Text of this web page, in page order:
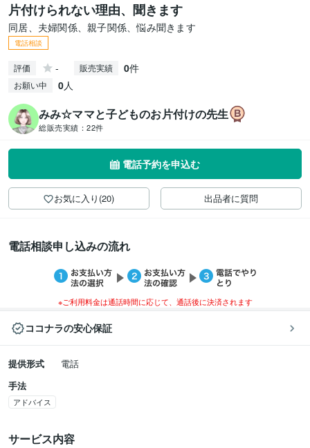
片付けられない理由、聞きます
同居、夫婦関係、親子関係、悩み聞きます
電話相談
評価 - 販売実績 0件
お願い中 0人
みみ☆ママと子どものお片付けの先生
総販売実績： 22件
電話予約を申込む
お気に入り(20) 出品者に質問
電話相談申し込みの流れ
※ご利用料金は通話時間に応じて、通話後に決済されます
ココナラの安心保証
提供形式
電話
手法
アドバイス
サービス内容